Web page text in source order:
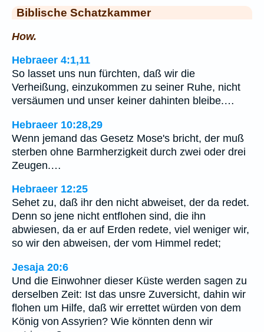
Biblische Schatzkammer
How.
Hebraeer 4:1,11
So lasset uns nun fürchten, daß wir die
Verheißung, einzukommen zu seiner Ruhe, nicht
versäumen und unser keiner dahinten bleibe.…
Hebraeer 10:28,29
Wenn jemand das Gesetz Mose's bricht, der muß
sterben ohne Barmherzigkeit durch zwei oder drei
Zeugen.…
Hebraeer 12:25
Sehet zu, daß ihr den nicht abweiset, der da redet.
Denn so jene nicht entflohen sind, die ihn
abwiesen, da er auf Erden redete, viel weniger wir,
so wir den abweisen, der vom Himmel redet;
Jesaja 20:6
Und die Einwohner dieser Küste werden sagen zu
derselben Zeit: Ist das unsre Zuversicht, dahin wir
flohen um Hilfe, daß wir errettet würden von dem
König von Assyrien? Wie könnten denn wir